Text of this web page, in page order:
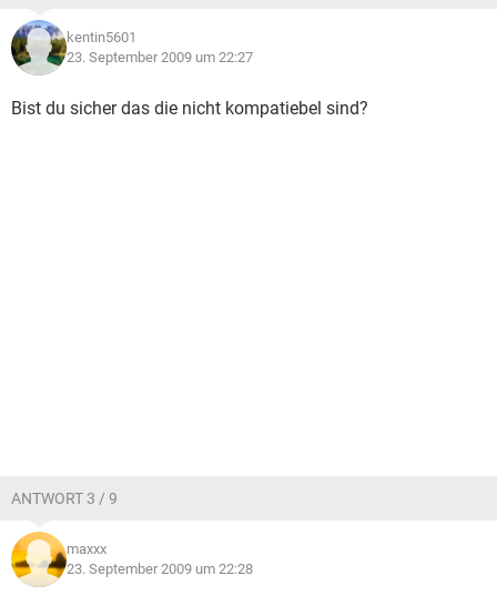
kentin5601
23. September 2009 um 22:27
Bist du sicher das die nicht kompatiebel sind?
ANTWORT 3 / 9
maxxx
23. September 2009 um 22:28